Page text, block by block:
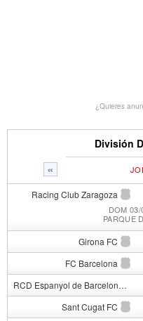
¿Quieres
División
«
Racing Club Zaragoza
DOM
PARQUE
Girona FC
FC Barcelona
RCD Espanyol de Barcelona
Sant Cugat FC